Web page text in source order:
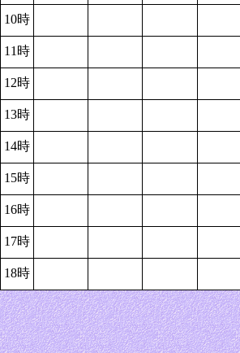
10時
11時
12時
13時
14時
15時
16時
17時
18時